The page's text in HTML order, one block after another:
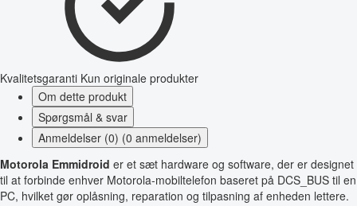
Kvalitetsgaranti Kun originale produkter
Om dette produkt
Spørgsmål & svar
Anmeldelser (0) (0 anmeldelser)
Motorola Emmidroid er et sæt hardware og software, der er designet
til at forbinde enhver Motorola-mobiltelefon baseret på DCS_BUS til en
PC, hvilket gør oplåsning, reparation og tilpasning af enheden lettere.